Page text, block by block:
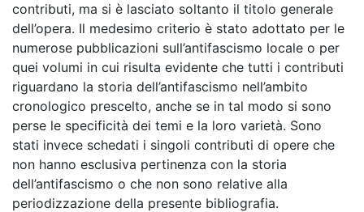
contributi, ma si è lasciato soltanto il titolo generale
dell’opera. Il medesimo criterio è stato adottato per le
numerose pubblicazioni sull’antifascismo locale o per
quei volumi in cui risulta evidente che tutti i contributi
riguardano la storia dell’antifascismo nell’ambito
cronologico prescelto, anche se in tal modo si sono
perse le specificità dei temi e la loro varietà. Sono
stati invece schedati i singoli contributi di opere che
non hanno esclusiva pertinenza con la storia
dell’antifascismo o che non sono relative alla
periodizzazione della presente bibliografia.